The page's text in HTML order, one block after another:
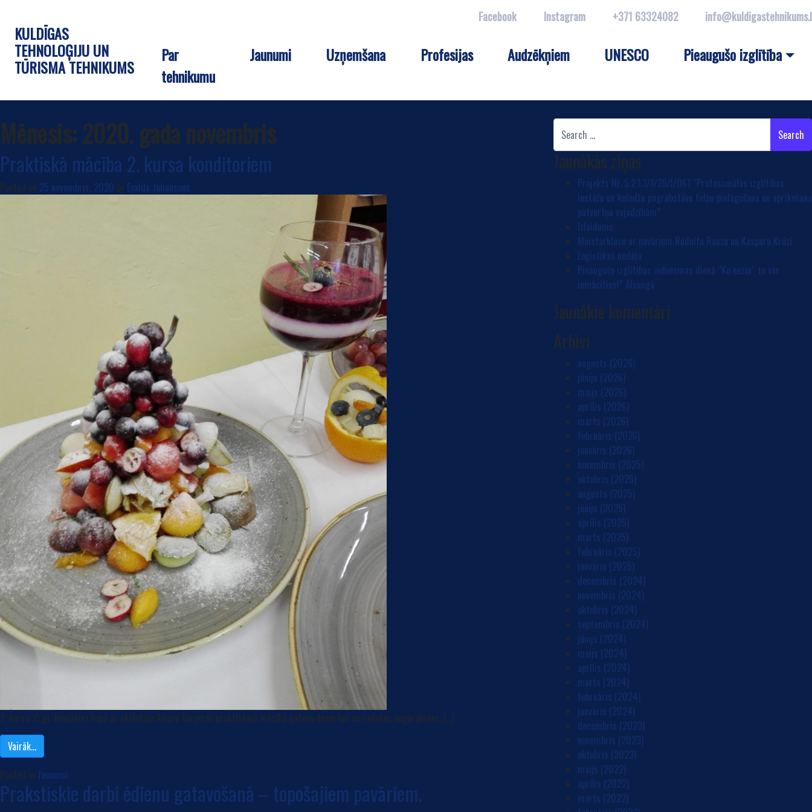
KULDĪGAS
TEHNOLOĢIJU UN
TŪRISMA TEHNIKUMS
Facebook Instagram +371 63324082
Par
tehnikumu
Jaunumi Uzņemšana Profesijas Audzēkņiem UNESCO Pieaugušo izglītība
Mēnesis:2020. gada novembris
Praktiskā mācība 2. kursa konditoriem
Posted on 25 novembris, 2020 by Evalds Johansons
2. kursa 15.gr. konditori kopā ar skolotāju Aivaru Varņecki praktiskajā mācībā gatavo desertus un radošas augļu plates. […]
Vairāk…
Posted in Jaunumi
Prakstiskie darbi ēdienu gatavošanā – topošajiem pavāriem.
Search
Jaunākās ziņas
Projekts Nr. 5.2.1.1/1/25/I/061 “Profesionālās izglītības
iestāžu un koledžu pagrabstāvu telpu pielāgošana un aprīkošana
patvertņu vajadzībām”
Izlaidums
Meistarklase ar pavāriem Rūdolfu Rauzu un Kasparu Krūzi
Loģistikas nedēļa
Pieaugušo izglītības iedvesmas dienā “Ko nezin’, to var
iemācīties!” Alsungā
Jaunākie komentāri
Arhīvi
augusts (2026)
jūnijs (2026)
maijs (2026)
aprīlis (2026)
marts (2026)
februāris (2026)
janvāris (2026)
novembris (2025)
oktobris (2025)
augusts (2025)
jūnijs (2025)
aprīlis (2025)
marts (2025)
februāris (2025)
janvāris (2025)
decembris (2024)
novembris (2024)
oktobris (2024)
septembris (2024)
jūnijs (2024)
maijs (2024)
aprīlis (2024)
marts (2024)
februāris (2024)
janvāris (2024)
decembris (2023)
novembris (2023)
oktobris (2023)
maijs (2022)
aprīlis (2022)
marts (2022)